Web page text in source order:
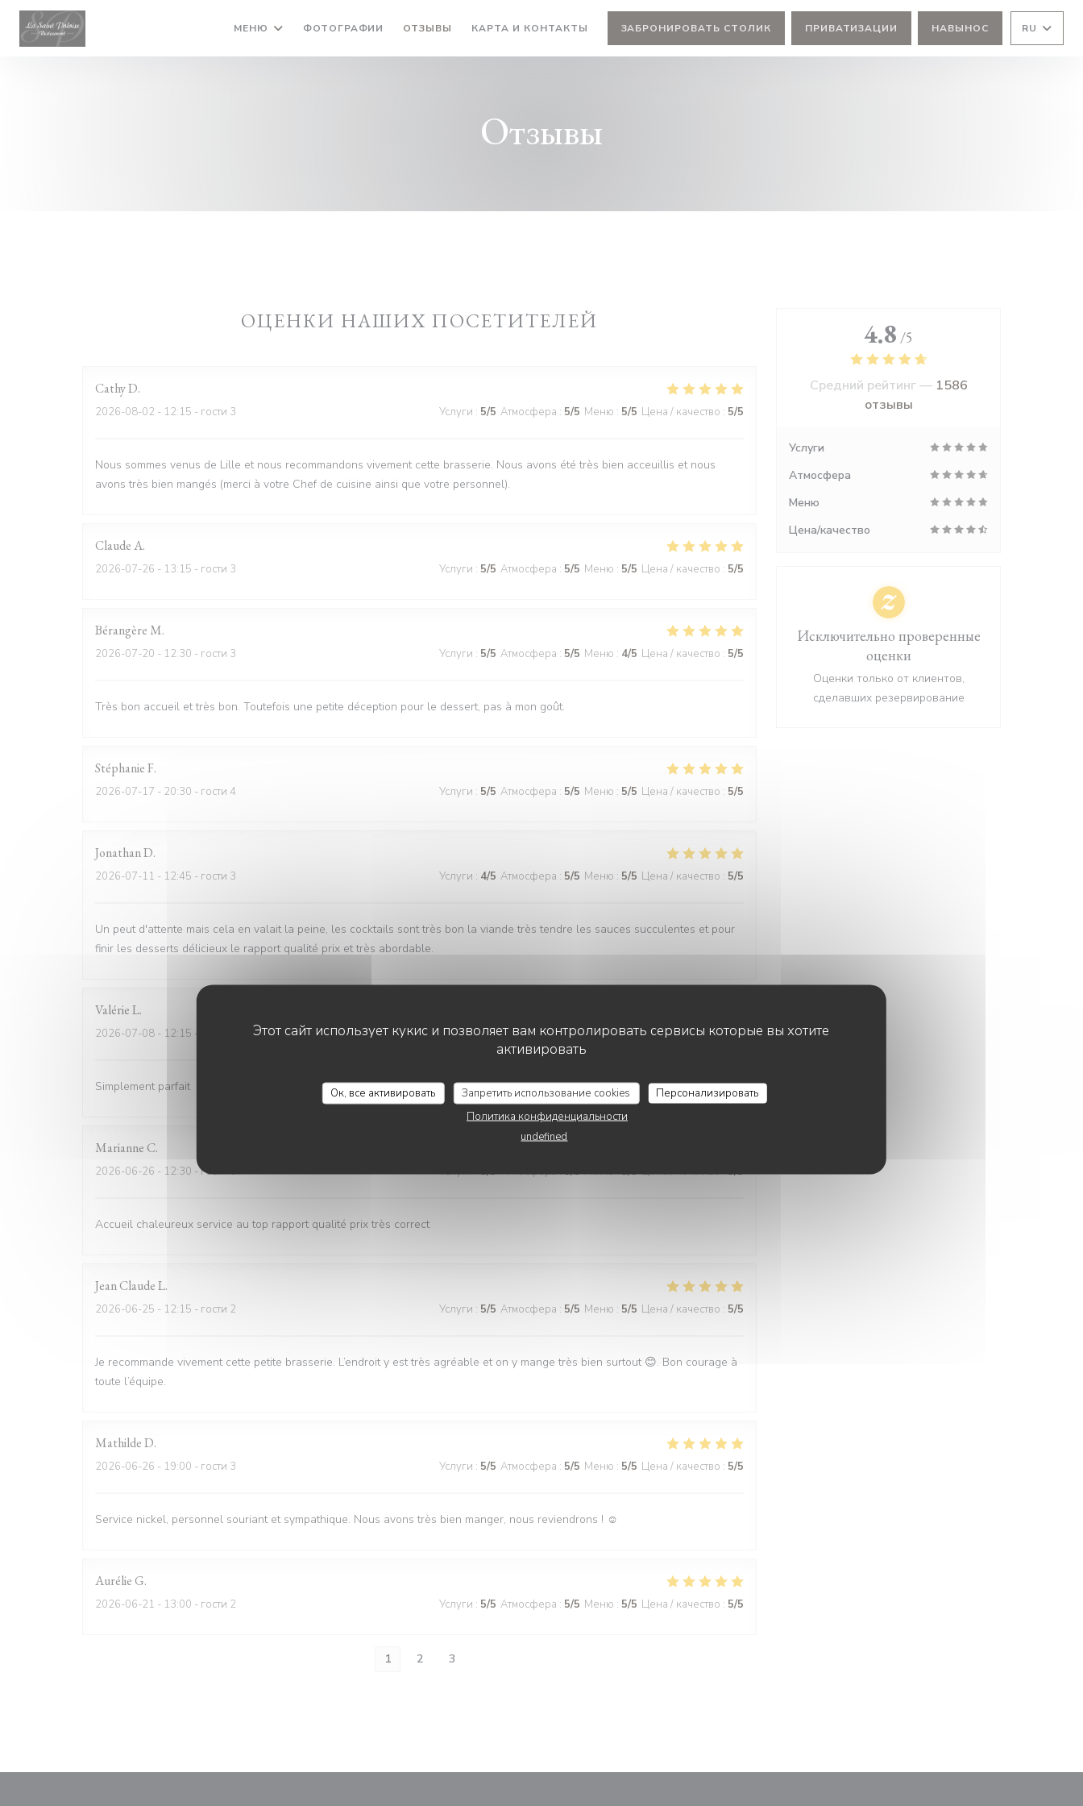
Панель управления cookies
Этот сайт использует кукис и позволяет вам контролировать сервисы которые вы хотите
активировать
Ок, все активировать Запретить использование cookies
Персонализировать
Политика конфиденциальности
undefined
МЕНЮ ФОТОГРАФИИ ОТЗЫВЫ КАРТА И КОНТАКТЫ ЗАБРОНИРОВАТЬ СТОЛИК ПРИВАТИЗАЦИИ НАВЫНОС RU
Отзывы
ОЦЕНКИ НАШИХ ПОСЕТИТЕЛЕЙ
CathyD
2026-08-02 - 12:15 - гости 3 Услуги : 5/5 Атмосфера : 5/5 Меню : 5/5 Цена / качество : 5/5
Nous sommes venus de Lille et nous recommandons vivement cette brasserie. Nous avons été très bien acceuillis et nous
avons très bien mangés (merci à votre Chef de cuisine ainsi que votre personnel).
ClaudeA
2026-07-26 - 13:15 - гости 3 Услуги : 5/5 Атмосфера : 5/5 Меню : 5/5 Цена / качество : 5/5
Bérangère M
2026-07-20 - 12:30 - гости 3 Услуги : 5/5 Атмосфера : 5/5 Меню : 4/5 Цена / качество : 5/5
Très bon accueil et très bon. Toutefois une petite déception pour le dessert, pas à mon goût.
StéphanieF
2026-07-17 - 20:30 - гости 4 Услуги : 5/5 Атмосфера : 5/5 Меню : 5/5 Цена / качество : 5/5
JonathanD
2026-07-11 - 12:45 - гости 3 Услуги : 4/5 Атмосфера : 5/5 Меню : 5/5 Цена / качество : 5/5
Un peut d'attente mais cela en valait la peine, les cocktails sont très bon la viande très tendre les sauces succulentes et pour
finir les desserts délicieux le rapport qualité prix et très abordable.
ValérieL
2026-07-08 - 12:15 - гости 2 Услуги: 5/5 Атмосфера:5/5 Меню: 5/5 Цена / качество:5/5
Simplement parfait
Marianne C
2026-06-26 - 12:30 - гости 6 Услуги:5/5 Атмосфера:5/5 Меню:5/5 Цена / качество:5/5
Accueil chaleureux service au top rapport qualité prix très correct
Jean ClaudeL
2026-06-25 - 12:15 - гости 2 Услуги : 5/5 Атмосфера : 5/5 Меню : 5/5 Цена / качество : 5/5
Je recommande vivement cette petite brasserie. L’endroit y est très agréable et on y mange très bien surtout 😊. Bon courage à
toute l’équipe.
MathildeD
2026-06-26 - 19:00 - гости 3 Услуги : 5/5 Атмосфера : 5/5 Меню : 5/5 Цена / качество : 5/5
Service nickel, personnel souriant et sympathique. Nous avons très bien manger, nous reviendrons ! ☺️
AurélieG
2026-06-21 - 13:00 - гости 2 Услуги : 5/5 Атмосфера : 5/5 Меню : 5/5 Цена / качество : 5/5
1 2 3
4.8 /5
Средний рейтинг — 1586
отзывы
Услуги
Атмосфера
Меню
Цена/качество
Исключительно проверенные
оценки
Оценки только от клиентов,
сделавших резервирование